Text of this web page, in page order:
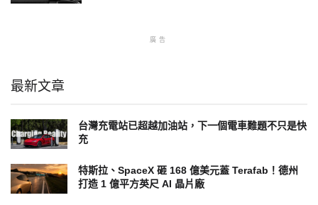
廣告
最新文章
台灣充電站已超越加油站，下一個電車難題不只是快
充
特斯拉、SpaceX 砸 168 億美元蓋 Terafab！德州
打造 1 億平方英尺 AI 晶片廠